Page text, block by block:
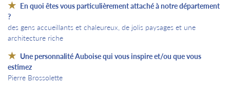
En quoi êtes vous particulièrement attaché à notre département
?
des gens accueillants et chaleureux, de jolis paysages et une
architecture riche
Une personnalité Auboise qui vous inspire et/ou que vous
estimez
Pierre Brossolette